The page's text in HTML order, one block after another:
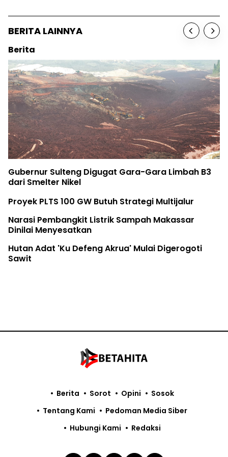
BERITA LAINNYA
Berita
Gubernur Sulteng Digugat Gara-Gara Limbah B3
dari Smelter Nikel
Proyek PLTS 100 GW Butuh Strategi Multijalur
Narasi Pembangkit Listrik Sampah Makassar
Dinilai Menyesatkan
Hutan Adat 'Ku Defeng Akrua' Mulai Digerogoti
Sawit
Berita Sorot Opini
Sosok
Tentang Kami
Pedoman Media Siber
Hubungi Kami
Redaksi